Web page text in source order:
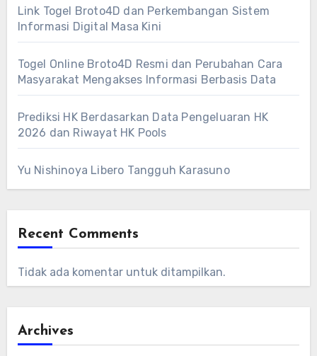
Link Togel Broto4D dan Perkembangan Sistem
Informasi Digital Masa Kini
Togel Online Broto4D Resmi dan Perubahan Cara
Masyarakat Mengakses Informasi Berbasis Data
Prediksi HK Berdasarkan Data Pengeluaran HK
2026 dan Riwayat HK Pools
Yu Nishinoya Libero Tangguh Karasuno
Recent Comments
Tidak ada komentar untuk ditampilkan.
Archives